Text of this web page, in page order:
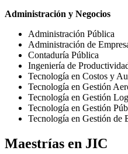
Administración y Negocios
Administración Pública
Administración de
Contaduría Pública
Ingeniería de
Tecnología en Costos y
Tecnología en Gestión
Tecnología en Gestión
Tecnología en Gestión
Tecnología en Gestión de
Maestrías en JIC